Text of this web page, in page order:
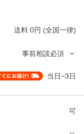
送料:0円 (全国一律)
事前相談必須
当日~3日
可